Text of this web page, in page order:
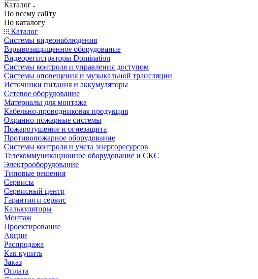
Каталог
По всему сайту
По каталогу
Каталог
Системы видеонаблюдения
Взрывозащищенное оборудование
Видеорегистраторы Domination
Системы контроля и управления доступом
Системы оповещения и музыкальной трансляции
Источники питания и аккумуляторы
Сетевое оборудование
Материалы для монтажа
Кабельно-проводниковая продукция
Охранно-пожарные системы
Пожаротушение и огнезащита
Противопожарное оборудование
Системы контроля и учета энергоресурсов
Телекоммуникационное оборудование и СКС
Электрооборудование
Типовые решения
Сервисы
Сервисный центр
Гарантия и сервис
Калькуляторы
Монтаж
Проектирование
Акции
Распродажа
Как купить
Заказ
Оплата